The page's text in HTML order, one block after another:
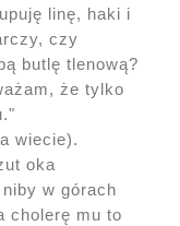
linę, haki i
czy
butlę tlenową?
że tylko
wiecie).
oka
w górach
cholerę mu to